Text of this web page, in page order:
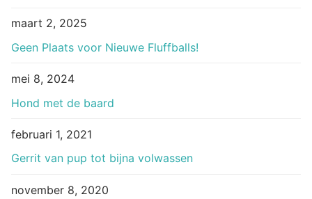
maart 2, 2025
Geen Plaats voor Nieuwe Fluffballs!
mei 8, 2024
Hond met de baard
februari 1, 2021
Gerrit van pup tot bijna volwassen
november 8, 2020